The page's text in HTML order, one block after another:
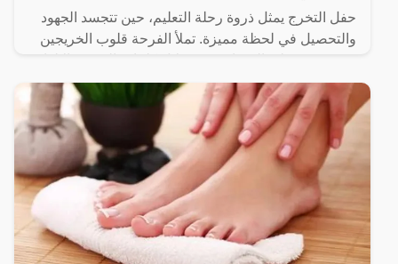
حفل التخرج يمثل ذروة رحلة التعليم، حين تتجسد الجهود
والتحصيل في لحظة مميزة. تملأ الفرحة قلوب الخريجين